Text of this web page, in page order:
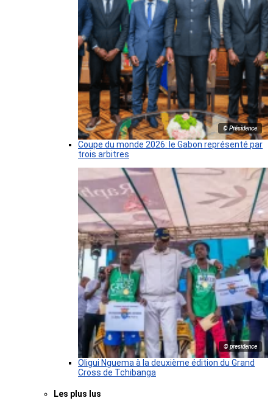
© Présidence
Coupe du monde 2026: le Gabon représenté par
trois arbitres
© presidence
Oligui Nguema à la deuxième édition du Grand
Cross de Tchibanga
Les plus lus